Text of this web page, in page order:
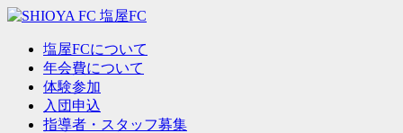
塩屋FCについて
年会費について
体験参加
入団申込
指導者・スタッフ募集